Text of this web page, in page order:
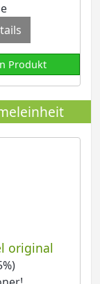
Produkt
original